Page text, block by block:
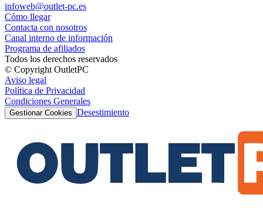
infoweb@outlet-pc.es
Cómo llegar
Contacta con nosotros
Canal interno de información
Programa de afiliados
Todos los derechos reservados
© Copyright OutletPC
Aviso legal
Política de Privacidad
Condiciones Generales
Gestionar Cookies Desestimiento